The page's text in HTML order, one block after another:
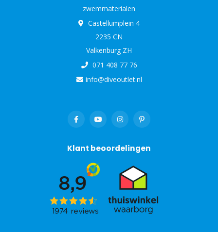
zwemmaterialen
Castellumplein 4
2235 CN
Valkenburg ZH
071 408 77 76
info@diveoutlet.nl
Klant beoordelingen